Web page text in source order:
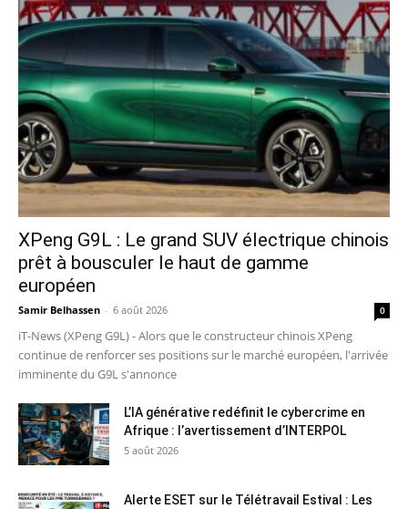
XPeng G9L : Le grand SUV électrique chinois
prêt à bousculer le haut de gamme
européen
Samir Belhassen - 6 août 2026 0
iT-News (XPeng G9L) - Alors que le constructeur chinois XPeng
continue de renforcer ses positions sur le marché européen, l'arrivée
imminente du G9L s'annonce
L’IA générative redéfinit le cybercrime en
Afrique : l’avertissement d’INTERPOL
5 août 2026
Alerte ESET sur le Télétravail Estival : Les